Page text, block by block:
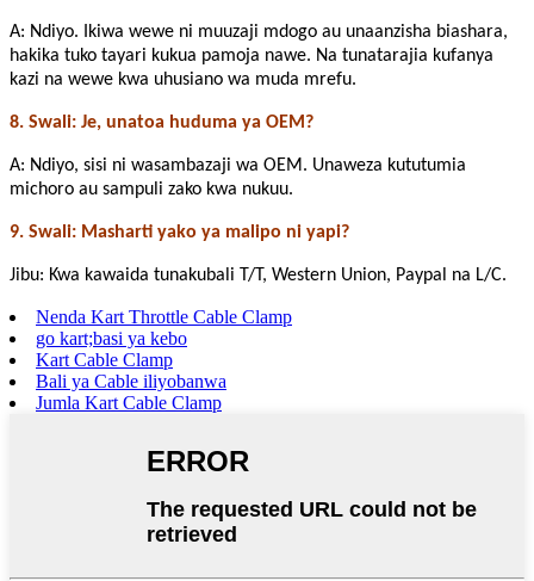
A: Ndiyo. Ikiwa wewe ni muuzaji mdogo au unaanzisha biashara,
hakika tuko tayari kukua pamoja nawe. Na tunatarajia kufanya
kazi na wewe kwa uhusiano wa muda mrefu.
8. Swali: Je, unatoa huduma ya OEM?
A: Ndiyo, sisi ni wasambazaji wa OEM. Unaweza kututumia
michoro au sampuli zako kwa nukuu.
9. Swali: Masharti yako ya malipo ni yapi?
Jibu: Kwa kawaida tunakubali T/T, Western Union, Paypal na L/C.
Nenda Kart Throttle Cable Clamp
go kart;basi ya kebo
Kart Cable Clamp
Bali ya Cable iliyobanwa
Jumla Kart Cable Clamp